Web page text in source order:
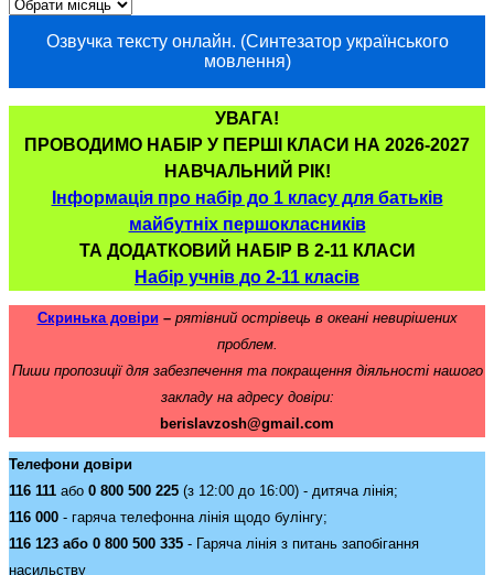
Озвучка тексту онлайн. (Синтезатор українського
мовлення)
УВАГА!
ПРОВОДИМО НАБІР У ПЕРШІ КЛАСИ НА 2026-2027
НАВЧАЛЬНИЙ РІК!
Інформація про набір до 1 класу для батьків
майбутніх першокласників
ТА ДОДАТКОВИЙ НАБІР В 2-11 КЛАСИ
Набір учнів до 2-11 класів
Скринька довіри– рятівний острівець в океані невирішених
проблем.
Пиши пропозиції для забезпечення та покращення діяльності нашого
закладу на адресу довіри:
berislavzosh@gmail.com
Телефони довіри
116 111 або 0 800 500 225 (з 12:00 до 16:00) - дитяча лінія;
116 000 - гаряча телефонна лінія щодо булінгу;
116 123 або 0 800 500 335 - Гаряча лінія з питань запобігання
насильству